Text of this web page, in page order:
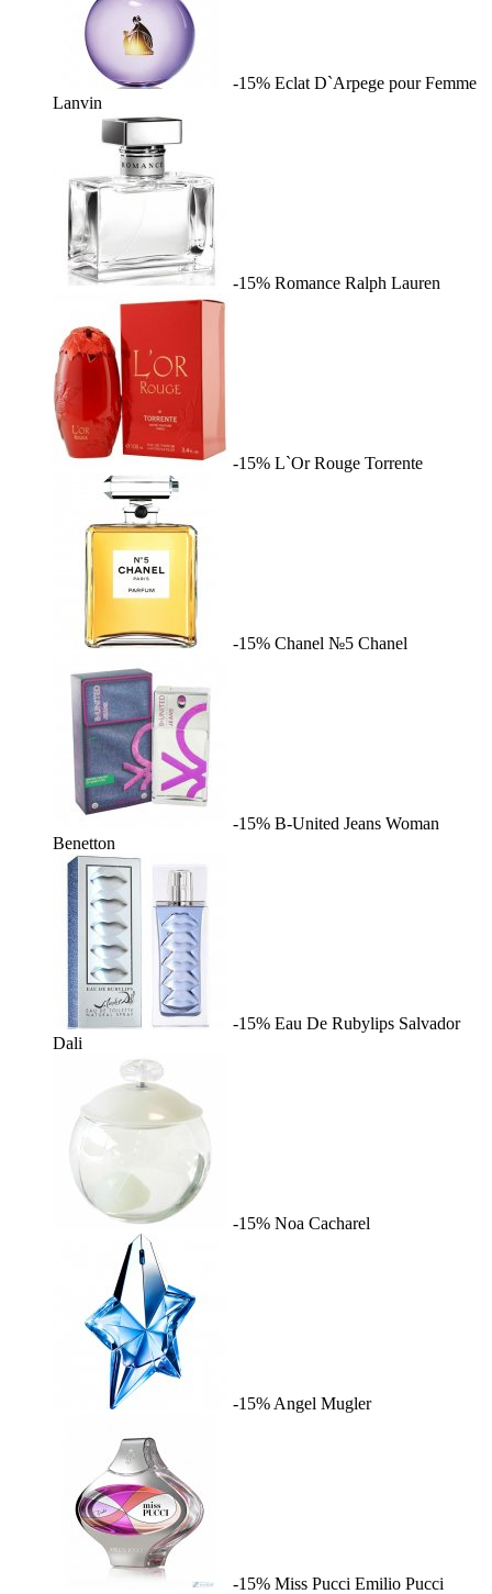
-15% Eclat D`Arpege pour Femme
Lanvin
-15% Romance Ralph Lauren
-15% L`Or Rouge Torrente
-15% Chanel №5 Chanel
-15% B-United Jeans Woman
Benetton
-15% Eau De Rubylips Salvador
Dali
-15% Noa Cacharel
-15% Angel Mugler
-15% Miss Pucci Emilio Pucci